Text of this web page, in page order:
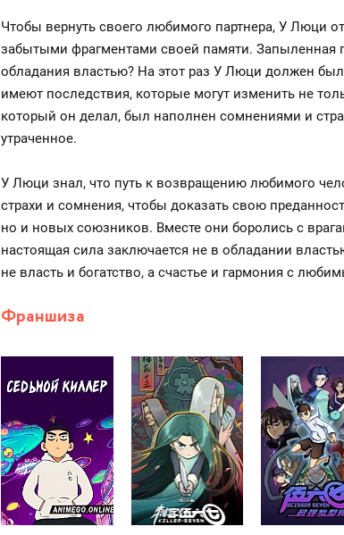
Чтобы вернуть своего любимого партнера, У Люци
забытыми фрагментами своей памяти. Запыленная
обладания властью? На этот раз У Люци должен
имеют последствия, которые могут изменить не
который он делал, был наполнен сомнениями и
утраченное.
У Люци знал, что путь к возвращению любимого
страхи и сомнения, чтобы доказать свою
но и новых союзников. Вместе они боролись с
настоящая сила заключается не в обладании
не власть и богатство, а счастье и гармония с
Франшиза